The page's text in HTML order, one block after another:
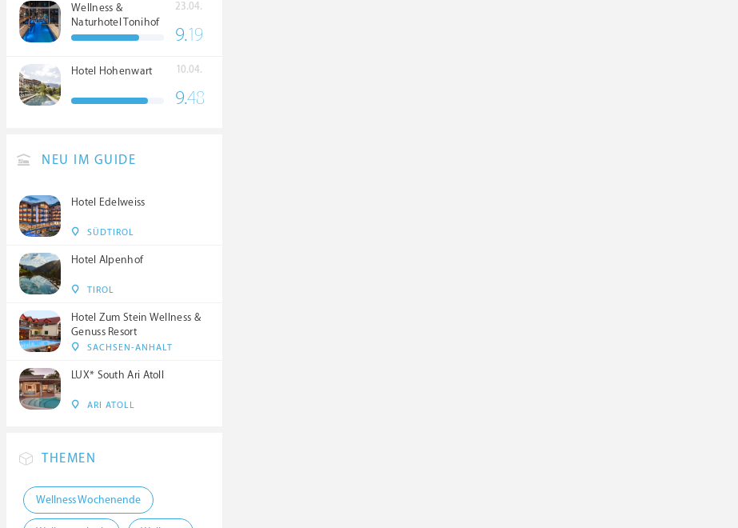
Wellness &
Naturhotel Tonihof
****S
23.04.
9.19
Hotel Hohenwart 10.04.
9.48
NEU IM GUIDE
Hotel Edelweiss
SÜDTIROL
Hotel Alpenhof
TIROL
Hotel Zum Stein Wellness &
Genuss Resort
SACHSEN-ANHALT
LUX* South Ari Atoll
ARI ATOLL
THEMEN
Wellness Wochenende